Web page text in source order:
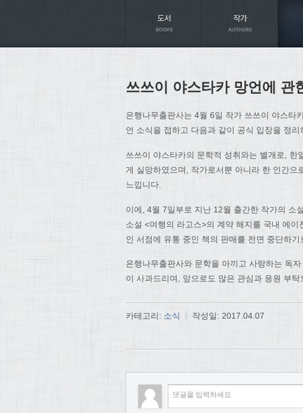
쓰쓰이 야스타카 망언에 관
은행나무출판사는 4월 6일 작가 쓰쓰이 야스타
언 소식을 접하고 다음과 같이 공식 입장을 정리
쓰쓰이 야스타카의 문학적 성취와는 별개로, 한
게 실망하였으며, 작가로서뿐 아니라 한 인간
느낍니다.
이에, 4월 7일부로 지난 12월 출간한 작가의 소
소설 <여행의 라고스>의 계약 해지를 국내 에
인 서점에 유통 중인 책의 판매를 전면 중단하기
은행나무출판사와 문학을 아끼고 사랑하는 독
이 사과드리며, 앞으로도 많은 관심과 응원 부탁
카테고리: 소식 | 작성일: 2017.04.07